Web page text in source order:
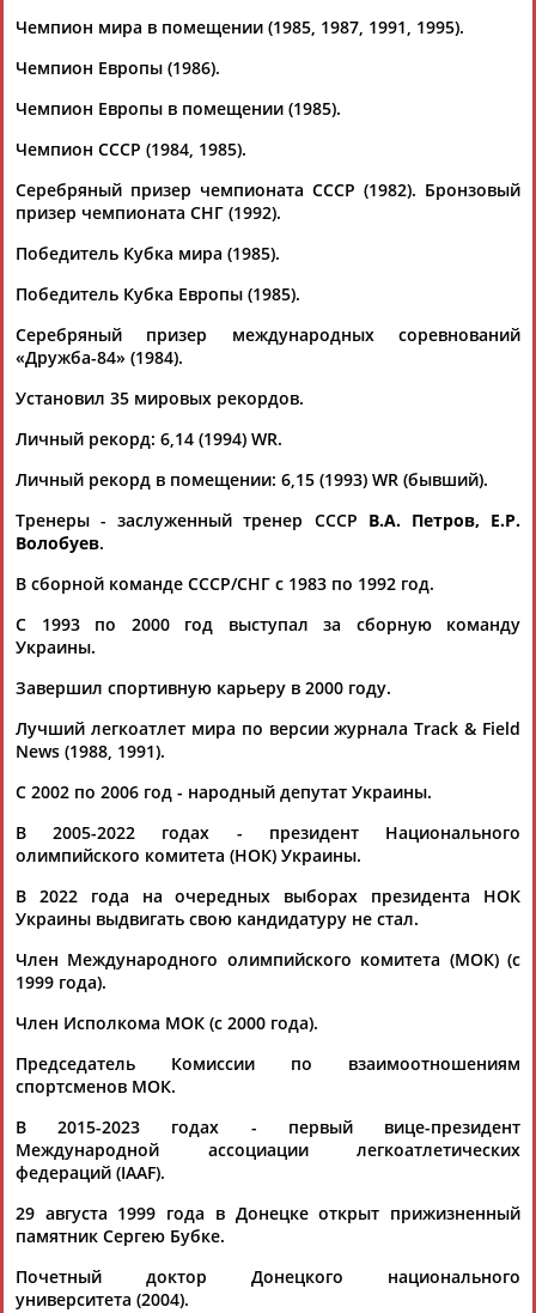
Каримжан
Аделя
Андрей
Рамазан
Тагир
Камиль
Камалудин
АБДУЛДАУДОВ
Абдула
Магомед
Назир
ЕЩЁ ПЕРСОНЫ
ТАБЛО АКТИВНОСТИ
©
Стадион, 1998-2026
Разработка и поддержка ООО НАИТ «Стадион»
Подпишись
Чемпион мира в помещении (1985, 1987, 1991, 1995).
Чемпион Европы (1986).
Чемпион Европы в помещении (1985).
Чемпион СССР (1984, 1985).
Серебряный призер чемпионата СССР (1982). Бронзовый
призер чемпионата СНГ (1992).
Победитель Кубка мира (1985).
Победитель Кубка Европы (1985).
Серебряный призер международных соревнований
«Дружба-84» (1984).
Установил 35 мировых рекордов.
Личный рекорд: 6,14 (1994) WR.
Личный рекорд в помещении: 6,15 (1993) WR (бывший).
Тренеры - заслуженный тренер СССР В.А. Петров, Е.Р.
Волобуев.
В сборной команде СССР/СНГ с 1983 по 1992 год.
С 1993 по 2000 год выступал за сборную команду
Украины.
Завершил спортивную карьеру в 2000 году.
Лучший легкоатлет мира по версии журнала Track & Field
News (1988, 1991).
С 2002 по 2006 год - народный депутат Украины.
В 2005-2022 годах - президент Национального
олимпийского комитета (НОК) Украины.
В 2022 года на очередных выборах президента НОК
Украины выдвигать свою кандидатуру не стал.
Член Международного олимпийского комитета (МОК) (с
1999 года).
Член Исполкома МОК (с 2000 года).
Председатель Комиссии по взаимоотношениям
спортсменов МОК.
В 2015-2023 годах - первый вице-президент
Международной ассоциации легкоатлетических
федераций (IAAF).
29 августа 1999 года в Донецке открыт прижизненный
памятник Сергею Бубке.
Почетный доктор Донецкого национального
университета (2004).